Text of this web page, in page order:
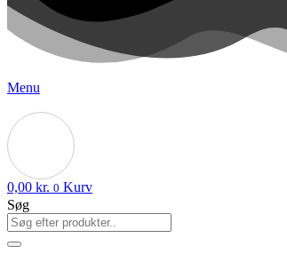
Menu
0,00 kr. 0 Kurv
Søg